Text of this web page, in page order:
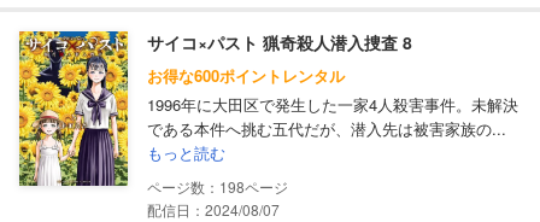
サイコ×パスト 猟奇殺人潜入捜査 8
お得な600ポイントレンタル
1996年に大田区で発生した一家4人殺害事件。未解決
である本件へ挑む五代だが、潜入先は被害家族の...
もっと読む
198
配信日：2024/08/07